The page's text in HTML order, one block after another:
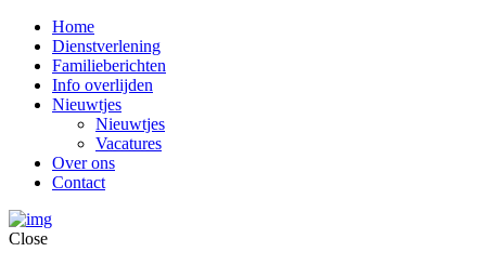
Home
Dienstverlening
Familieberichten
Info overlijden
Nieuwtjes
Nieuwtjes
Vacatures
Over ons
Contact
Close